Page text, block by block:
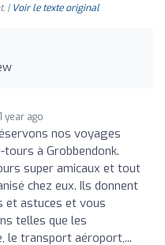
| Voir le texte original
1 year ago
nos voyages
tours à Grobbendonk.
super amicaux et tout
chez eux. Ils donnent
et astuces et vous
telles que les
le transport aéroport,...